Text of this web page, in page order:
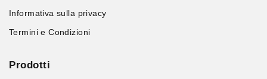
Informativa sulla privacy
Termini e Condizioni
Prodotti